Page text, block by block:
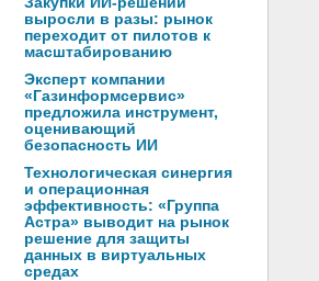
выросли в разы: рынок
переходит от пилотов к
масштабированию
Эксперт компании
«Газинформсервис»
предложила инструмент,
оценивающий
безопасность ИИ
Технологическая синергия
и операционная
эффективность: «Группа
Астра» выводит на рынок
решение для защиты
данных в виртуальных
средах